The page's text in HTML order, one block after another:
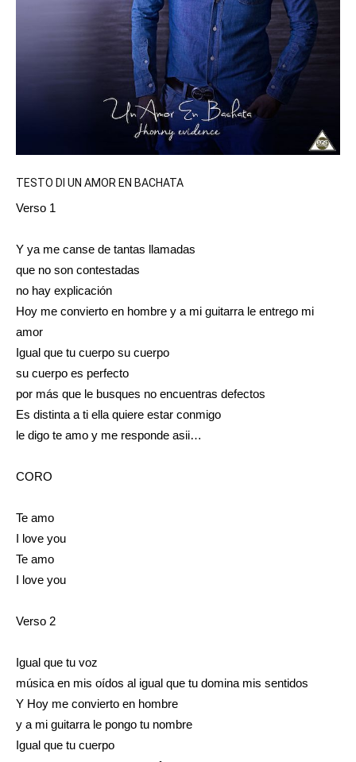
TESTO DI UN AMOR EN BACHATA
Verso 1
Y ya me canse de tantas llamadas
que no son contestadas
no hay explicación
Hoy me convierto en hombre y a mi guitarra le entrego mi
amor
Igual que tu cuerpo su cuerpo
su cuerpo es perfecto
por más que le busques no encuentras defectos
Es distinta a ti ella quiere estar conmigo
le digo te amo y me responde asii…
CORO
Te amo
I love you
Te amo
I love you
Verso 2
Igual que tu voz
música en mis oídos al igual que tu domina mis sentidos
Y Hoy me convierto en hombre
y a mi guitarra le pongo tu nombre
Igual que tu cuerpo